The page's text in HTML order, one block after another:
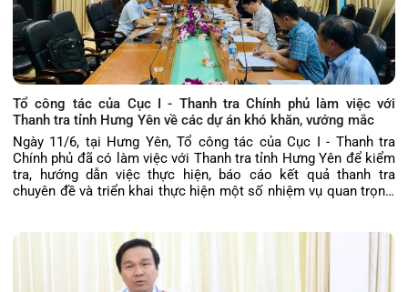
Tổ công tác của Cục I - Thanh tra Chính phủ làm việc với
Thanh tra tỉnh Hưng Yên về các dự án khó khăn, vướng mắc
Ngày 11/6, tại Hưng Yên, Tổ công tác của Cục I - Thanh tra
Chính phủ đã có làm việc với Thanh tra tỉnh Hưng Yên để kiểm
tra, hướng dẫn việc thực hiện, báo cáo kết quả thanh tra
chuyên đề và triển khai thực hiện một số nhiệm vụ quan trọng,
Nghiệp vụ 2, Cục I, Thanh tra Chính phủ làm Tổng trưởng. Dự
buổi làm việc có Lãnh đạo Thanh tra tỉnh Hưng Yên và đại diện
các phòng nghiệp vụ.